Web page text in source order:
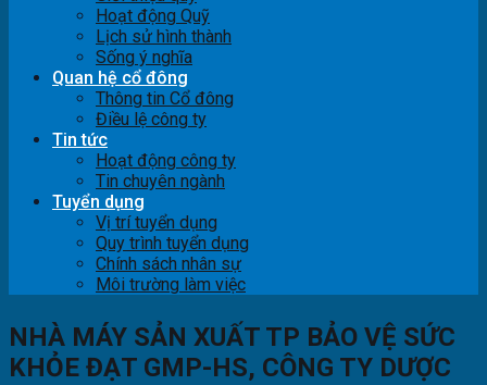
Hoạt động Quỹ
Lịch sử hình thành
Sống ý nghĩa
Quan hệ cổ đông
Thông tin Cổ đông
Điều lệ công ty
Tin tức
Hoạt động công ty
Tin chuyên ngành
Tuyển dụng
Vị trí tuyển dụng
Quy trình tuyển dụng
Chính sách nhân sự
Môi trường làm việc
NHÀ MÁY SẢN XUẤT TP BẢO VỆ SỨC
KHỎE ĐẠT GMP-HS, CÔNG TY DƯỢC